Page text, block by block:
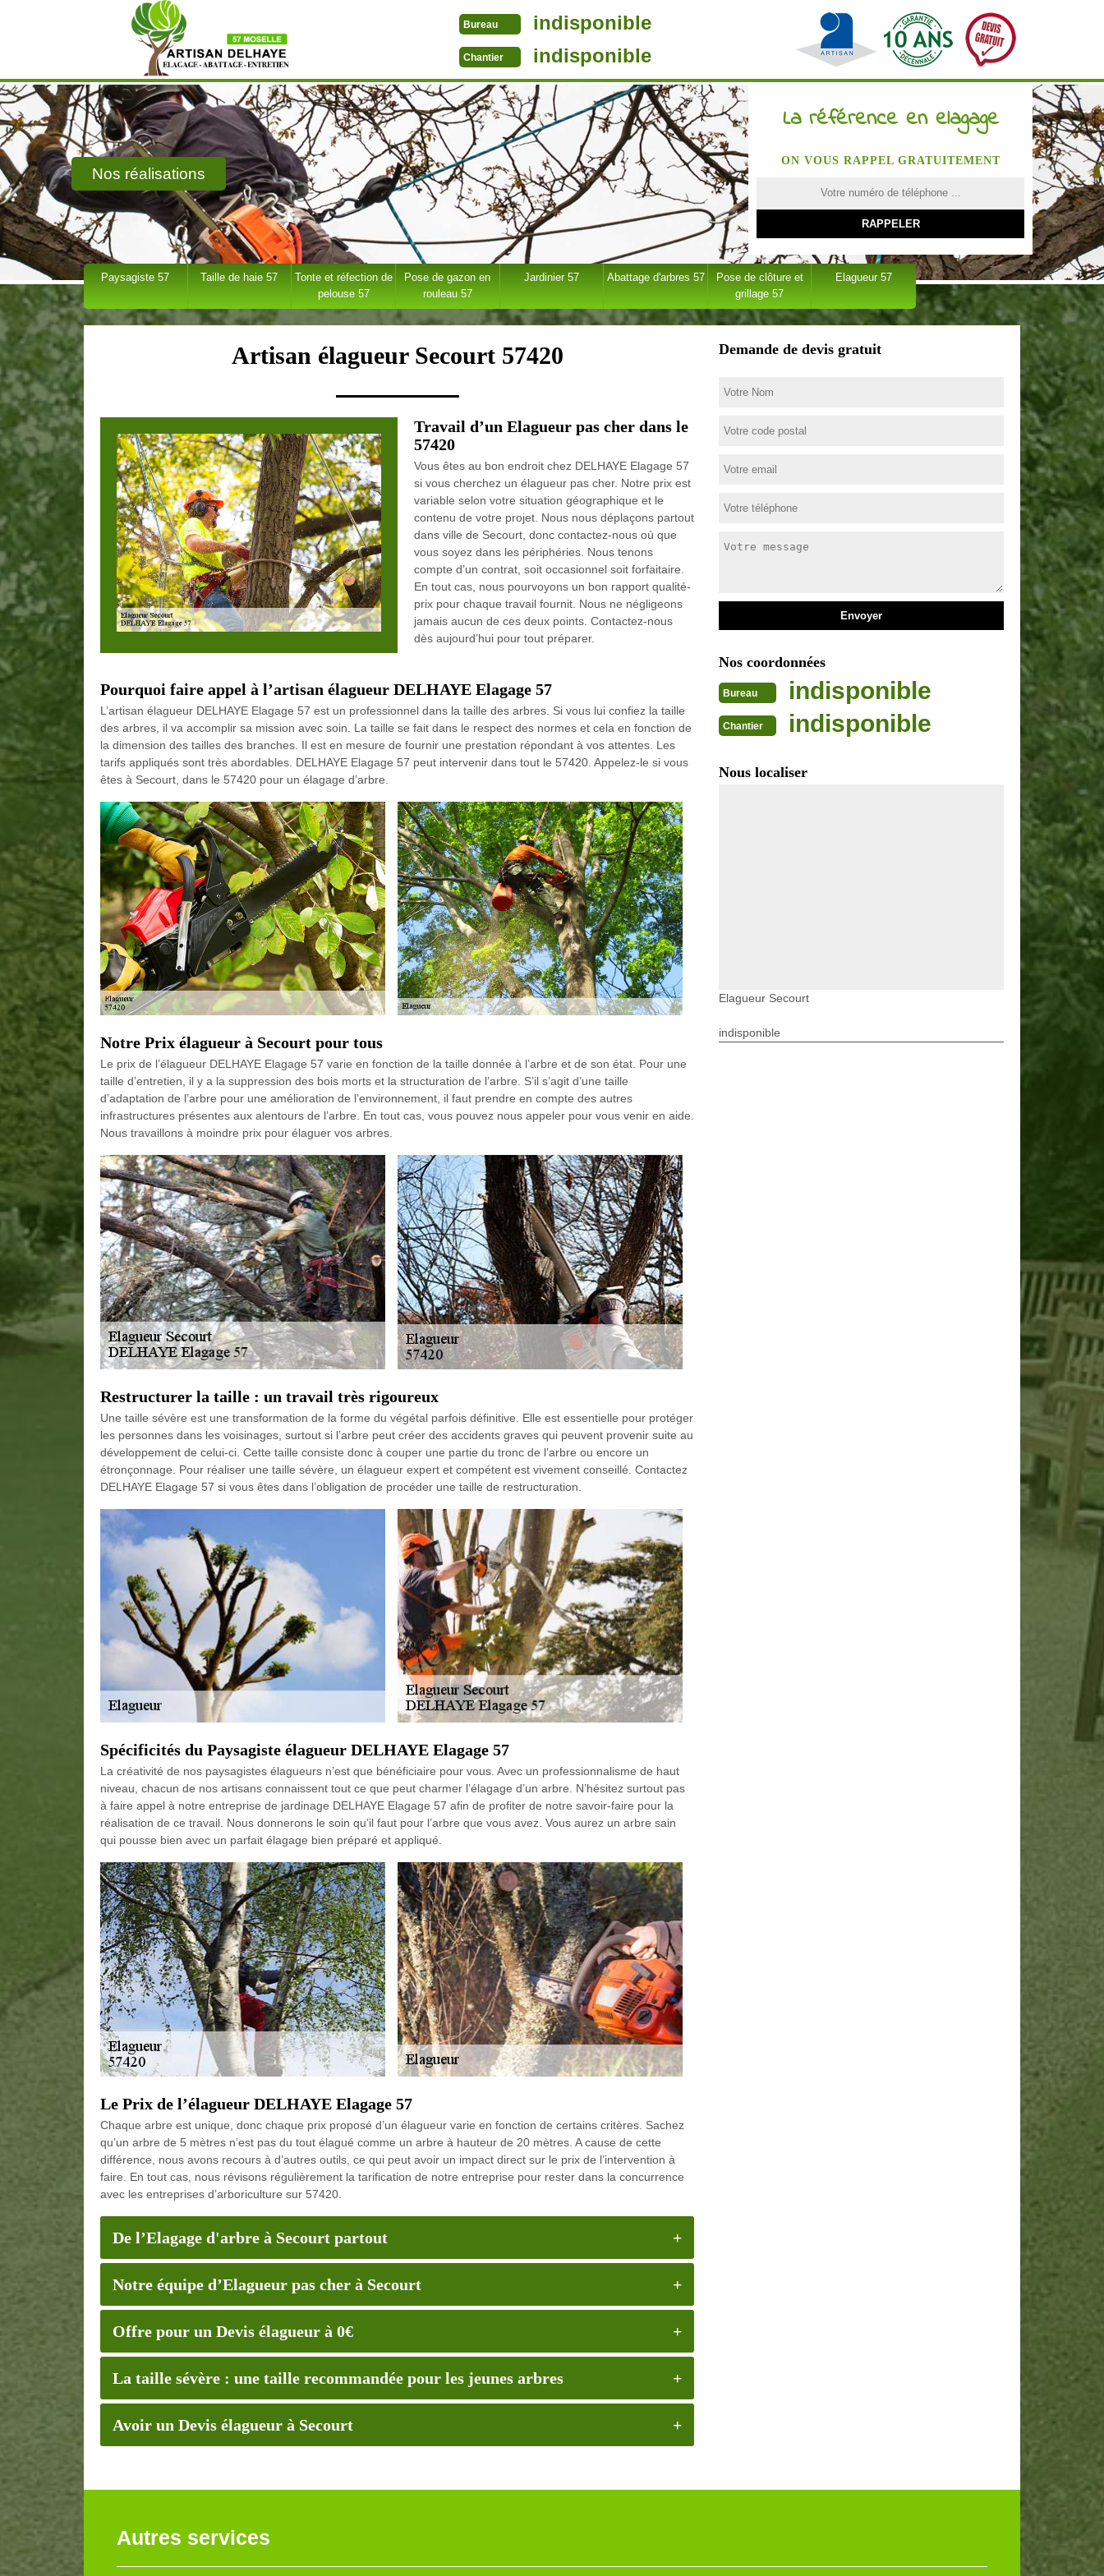
Bureau indisponible
Chantier indisponible
Nos réalisations
La référence en elagage
ON VOUS RAPPEL GRATUITEMENT
Paysagiste 57 Taille de haie 57
Tonte et réfection de
pelouse 57
Pose de gazon en
rouleau 57
Jardinier 57 Abattage d'arbres 57
Pose de clôture et
grillage 57
Elagueur 57
Artisan élagueur Secourt 57420
Travail d’un Elagueur pas cher dans le
57420
Vous êtes au bon endroit chez DELHAYE Elagage 57
si vous cherchez un élagueur pas cher. Notre prix est
variable selon votre situation géographique et le
contenu de votre projet. Nous nous déplaçons partout
dans ville de Secourt, donc contactez-nous où que
vous soyez dans les périphéries. Nous tenons
compte d’un contrat, soit occasionnel soit forfaitaire.
En tout cas, nous pourvoyons un bon rapport qualité-
prix pour chaque travail fournit. Nous ne négligeons
jamais aucun de ces deux points. Contactez-nous
dès aujourd’hui pour tout préparer.
Pourquoi faire appel à l’artisan élagueur DELHAYE Elagage 57
L’artisan élagueur DELHAYE Elagage 57 est un professionnel dans la taille des arbres. Si vous lui confiez la taille
des arbres, il va accomplir sa mission avec soin. La taille se fait dans le respect des normes et cela en fonction de
la dimension des tailles des branches. Il est en mesure de fournir une prestation répondant à vos attentes. Les
tarifs appliqués sont très abordables. DELHAYE Elagage 57 peut intervenir dans tout le 57420. Appelez-le si vous
êtes à Secourt, dans le 57420 pour un élagage d’arbre.
Notre Prix élagueur à Secourt pour tous
Le prix de l’élagueur DELHAYE Elagage 57 varie en fonction de la taille donnée à l’arbre et de son état. Pour une
taille d’entretien, il y a la suppression des bois morts et la structuration de l’arbre. S’il s’agit d’une taille
d’adaptation de l’arbre pour une amélioration de l’environnement, il faut prendre en compte des autres
infrastructures présentes aux alentours de l’arbre. En tout cas, vous pouvez nous appeler pour vous venir en aide.
Nous travaillons à moindre prix pour élaguer vos arbres.
Restructurer la taille : un travail très rigoureux
Une taille sévère est une transformation de la forme du végétal parfois définitive. Elle est essentielle pour protéger
les personnes dans les voisinages, surtout si l’arbre peut créer des accidents graves qui peuvent provenir suite au
développement de celui-ci. Cette taille consiste donc à couper une partie du tronc de l’arbre ou encore un
étronçonnage. Pour réaliser une taille sévère, un élagueur expert et compétent est vivement conseillé. Contactez
DELHAYE Elagage 57 si vous êtes dans l’obligation de procéder une taille de restructuration.
Spécificités du Paysagiste élagueur DELHAYE Elagage 57
La créativité de nos paysagistes élagueurs n’est que bénéficiaire pour vous. Avec un professionnalisme de haut
niveau, chacun de nos artisans connaissent tout ce que peut charmer l’élagage d’un arbre. N’hésitez surtout pas
à faire appel à notre entreprise de jardinage DELHAYE Elagage 57 afin de profiter de notre savoir-faire pour la
réalisation de ce travail. Nous donnerons le soin qu’il faut pour l’arbre que vous avez. Vous aurez un arbre sain
qui pousse bien avec un parfait élagage bien préparé et appliqué.
Le Prix de l’élagueur DELHAYE Elagage 57
Chaque arbre est unique, donc chaque prix proposé d’un élagueur varie en fonction de certains critères. Sachez
qu’un arbre de 5 mètres n’est pas du tout élagué comme un arbre à hauteur de 20 mètres. A cause de cette
différence, nous avons recours à d’autres outils, ce qui peut avoir un impact direct sur le prix de l’intervention à
faire. En tout cas, nous révisons régulièrement la tarification de notre entreprise pour rester dans la concurrence
avec les entreprises d’arboriculture sur 57420.
De l’Elagage d'arbre à Secourt partout
Notre équipe d’Elagueur pas cher à Secourt
Offre pour un Devis élagueur à 0€
La taille sévère : une taille recommandée pour les jeunes arbres
Avoir un Devis élagueur à Secourt
Demande de devis gratuit
Nos coordonnées
Bureau indisponible
Chantier indisponible
Nous localiser
Elagueur Secourt
indisponible
Autres services